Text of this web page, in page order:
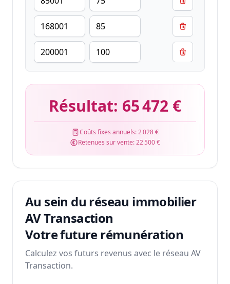
Résultat: 65 472 €
Coûts fixes annuels:2 028 €
Retenues sur vente:22 500 €
Au sein du réseau immobilier
AV Transaction
Votre future rémunération
Calculez vos futurs revenus avec le réseau AV
Transaction.